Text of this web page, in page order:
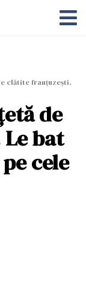
clătite franțuzești.
de
bat
cele